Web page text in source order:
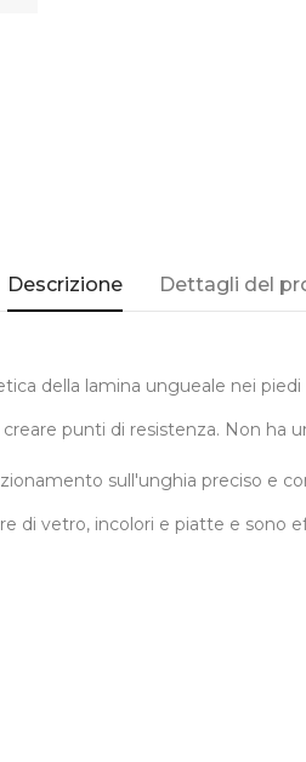
Descrizione Dettagli del
della lamina ungueale nei
punti di resistenza. Non ha
sull'unghia preciso e
di vetro, incolori e piatte e